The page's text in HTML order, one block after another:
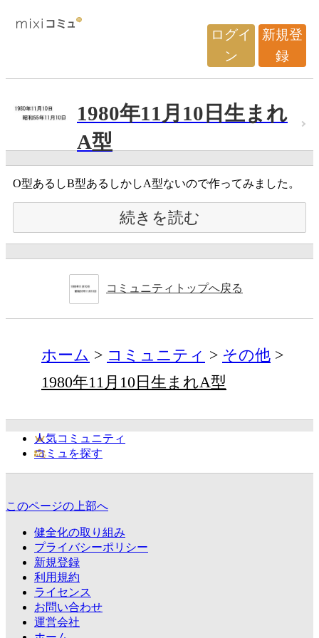
ログイ
ン
新規登
録
1980年11月10日生まれ
A型
O型あるしB型あるしかしA型ないので作ってみました。
続きを読む
コミュニティトップへ戻る
ホーム コミュニティ
その他
1980年11月10日生まれA型
人気コミュニティ
コミュを探す
このページの上部へ
健全化の取り組み
プライバシーポリシー
新規登録
利用規約
ライセンス
お問い合わせ
運営会社